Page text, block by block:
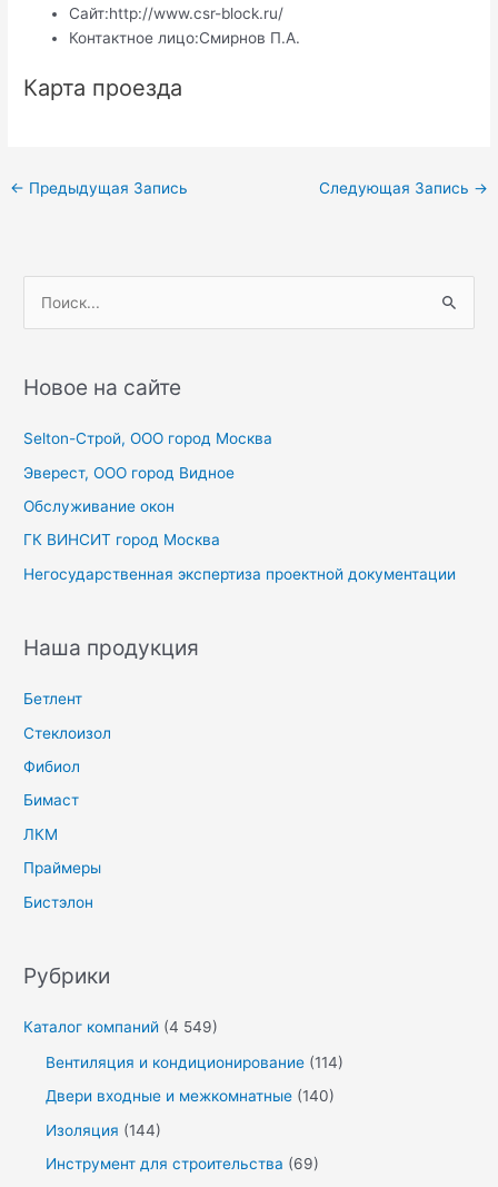
Сайт:http://www.csr-block.ru/
Контактное лицо:Смирнов П.А.
Карта проезда
Навигация
← Предыдущая Запись Следующая Запись →
с
:
Новое на сайте
Selton-Строй, OOO город Москва
Эверест, ООО город Видное
Обслуживание окон
ГК ВИНСИТ город Москва
Негосударственная экспертиза проектной документации
Наша продукция
Бетлент
Стеклоизол
Фибиол
Бимаст
ЛКМ
Праймеры
Бистэлон
Рубрики
Каталог компаний (4 549)
Вентиляция и кондиционирование (114)
Двери входные и межкомнатные (140)
Изоляция (144)
Инструмент для строительства (69)